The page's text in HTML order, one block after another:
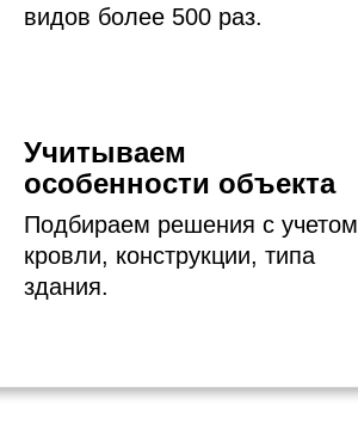
Подбираем решения с учетом
кровли, конструкции, типа
здания.
Учитываем
особенности объекта
видов более 500 раз.